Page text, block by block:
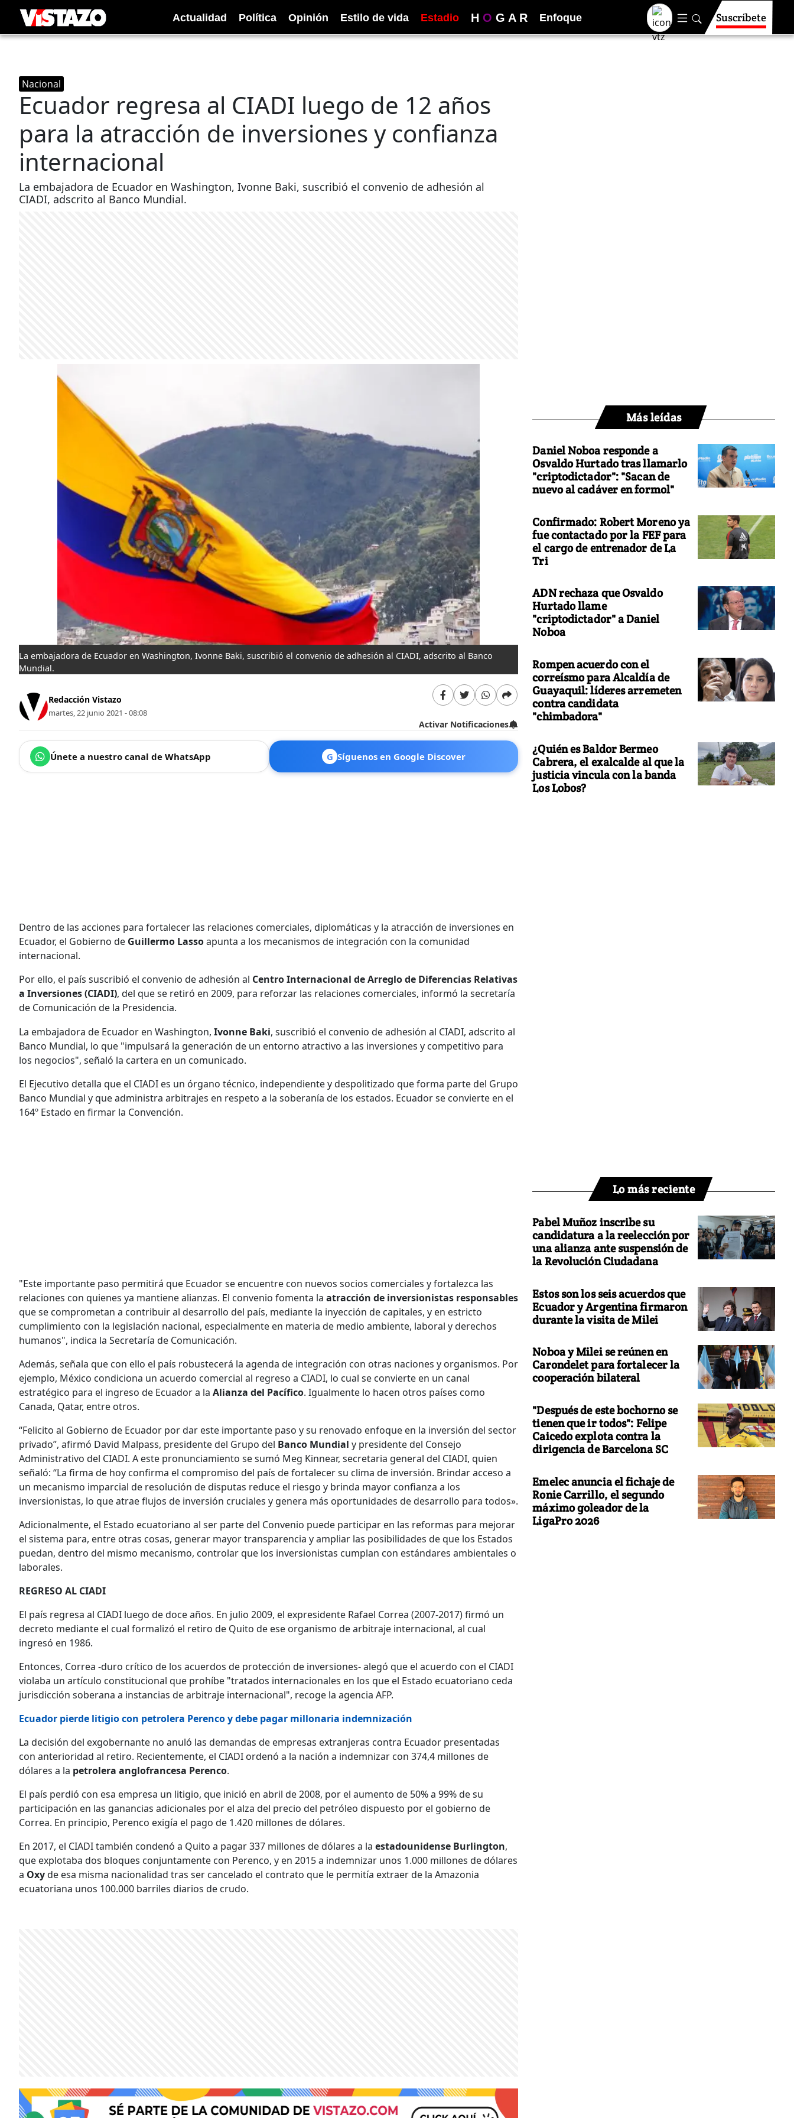
Actualidad Política Opinión Estilo de vida Estadio H O G A R Enfoque Suscríbete
Nacional
Ecuador regresa al CIADI luego de 12 años
para la atracción de inversiones y confianza
internacional
La embajadora de Ecuador en Washington, Ivonne Baki, suscribió el convenio de adhesión al
CIADI, adscrito al Banco Mundial.
La embajadora de Ecuador en Washington, Ivonne Baki, suscribió el convenio de adhesión al CIADI, adscrito al Banco
Mundial.
Redacción Vistazo
martes, 22 junio 2021 - 08:08
Activar Notificaciones
Únete a nuestro canal de WhatsApp G Síguenos en Google Discover
Dentro de las acciones para fortalecer las relaciones comerciales, diplomáticas y la atracción de inversiones en
Ecuador, el Gobierno de Guillermo Lassoapunta a los mecanismos de integración con la comunidad
internacional.
Por ello, el país suscribió el convenio de adhesión al Centro Internacional de Arreglo de Diferencias Relativas
a Inversiones (CIADI), del que se retiró en 2009, para reforzar las relaciones comerciales, informó la secretaría
de Comunicación de la Presidencia.
La embajadora de Ecuador en Washington, Ivonne Baki, suscribió el convenio de adhesión al CIADI, adscrito al
Banco Mundial, lo que "impulsará la generación de un entorno atractivo a las inversiones y competitivo para
los negocios", señaló la cartera en un comunicado.
El Ejecutivo detalla que el CIADI es un órgano técnico, independiente y despolitizado que forma parte del Grupo
Banco Mundial y que administra arbitrajes en respeto a la soberanía de los estados. Ecuador se convierte en el
164º Estado en firmar la Convención.
"Este importante paso permitirá que Ecuador se encuentre con nuevos socios comerciales y fortalezca las
relaciones con quienes ya mantiene alianzas. El convenio fomenta la atracción de inversionistas responsables
que se comprometan a contribuir al desarrollo del país, mediante la inyección de capitales, y en estricto
cumplimiento con la legislación nacional, especialmente en materia de medio ambiente, laboral y derechos
humanos", indica la Secretaría de Comunicación.
Además, señala que con ello el país robustecerá la agenda de integración con otras naciones y organismos. Por
ejemplo, México condiciona un acuerdo comercial al regreso a CIADI, lo cual se convierte en un canal
estratégico para el ingreso de Ecuador a la Alianza del Pacífico. Igualmente lo hacen otros países como
Canada, Qatar, entre otros.
“Felicito al Gobierno de Ecuador por dar este importante paso y su renovado enfoque en la inversión del sector
privado”, afirmó David Malpass, presidente del Grupo del Banco Mundial y presidente del Consejo
Administrativo del CIADI. A este pronunciamiento se sumó Meg Kinnear, secretaria general del CIADI, quien
señaló: “La firma de hoy confirma el compromiso del país de fortalecer su clima de inversión. Brindar acceso a
un mecanismo imparcial de resolución de disputas reduce el riesgo y brinda mayor confianza a los
inversionistas, lo que atrae flujos de inversión cruciales y genera más oportunidades de desarrollo para todos».
Adicionalmente, el Estado ecuatoriano al ser parte del Convenio puede participar en las reformas para mejorar
el sistema para, entre otras cosas, generar mayor transparencia y ampliar las posibilidades de que los Estados
puedan, dentro del mismo mecanismo, controlar que los inversionistas cumplan con estándares ambientales o
laborales.
REGRESO AL CIADI
El país regresa al CIADI luego de doce años. En julio 2009, el expresidente Rafael Correa (2007-2017) firmó un
decreto mediante el cual formalizó el retiro de Quito de ese organismo de arbitraje internacional, al cual
ingresó en 1986.
Entonces, Correa -duro crítico de los acuerdos de protección de inversiones- alegó que el acuerdo con el CIADI
violaba un artículo constitucional que prohíbe "tratados internacionales en los que el Estado ecuatoriano ceda
jurisdicción soberana a instancias de arbitraje internacional", recoge la agencia AFP.
Ecuador pierde litigio con petrolera Perenco y debe pagar millonaria indemnización
La decisión del exgobernante no anuló las demandas de empresas extranjeras contra Ecuador presentadas
con anterioridad al retiro. Recientemente, el CIADI ordenó a la nación a indemnizar con 374,4 millones de
dólares a la petrolera anglofrancesa Perenco.
El país perdió con esa empresa un litigio, que inició en abril de 2008, por el aumento de 50% a 99% de su
participación en las ganancias adicionales por el alza del precio del petróleo dispuesto por el gobierno de
Correa. En principio, Perenco exigía el pago de 1.420 millones de dólares.
En 2017, el CIADI también condenó a Quito a pagar 337 millones de dólares a la estadounidense Burlington,
que explotaba dos bloques conjuntamente con Perenco, y en 2015 a indemnizar unos 1.000 millones de dólares
a Oxyde esa misma nacionalidad tras ser cancelado el contrato que le permitía extraer de la Amazonia
ecuatoriana unos 100.000 barriles diarios de crudo.
Más leídas
Daniel Noboa responde a
Osvaldo Hurtado tras llamarlo
"criptodictador": "Sacan de
nuevo al cadáver en formol"
Confirmado: Robert Moreno ya
fue contactado por la FEF para
el cargo de entrenador de La
Tri
ADN rechaza que Osvaldo
Hurtado llame
"criptodictador" a Daniel
Noboa
Rompen acuerdo con el
correísmo para Alcaldía de
Guayaquil: líderes arremeten
contra candidata
"chimbadora"
¿Quién es Baldor Bermeo
Cabrera, el exalcalde al que la
justicia vincula con la banda
Los Lobos?
Lo más reciente
Pabel Muñoz inscribe su
candidatura a la reelección por
una alianza ante suspensión de
la Revolución Ciudadana
Estos son los seis acuerdos que
Ecuador y Argentina firmaron
durante la visita de Milei
Noboa y Milei se reúnen en
Carondelet para fortalecer la
cooperación bilateral
"Después de este bochorno se
tienen que ir todos": Felipe
Caicedo explota contra la
dirigencia de Barcelona SC
Emelec anuncia el fichaje de
Ronie Carrillo, el segundo
máximo goleador de la
LigaPro 2026